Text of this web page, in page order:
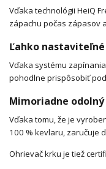
Vďaka technológii HeiQ
zápachu počas zápasov
Ľahko nastaviteľné
Vďaka systému
pohodlne prispôsobiť
Mimoriadne
Vďaka tomu, že je
100 % kevlaru, zaručuje
Ohrievač krku je tiež